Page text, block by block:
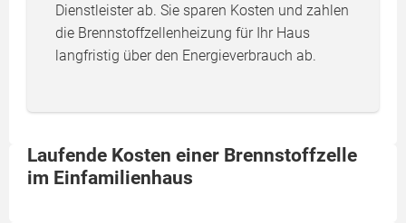
Dienstleister ab. Sie sparen Kosten und zahlen
die Brennstoffzellenheizung für Ihr Haus
langfristig über den Energieverbrauch ab.
Laufende Kosten einer Brennstoffzelle
im Einfamilienhaus